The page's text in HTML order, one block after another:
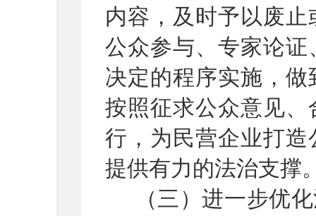
内容，及时予以废
公众参与、专家论
决定的程序实施，
按照征求公众意见
行 ， 为民营企业打
提供有力的法治支撑
（三 ）进一步优化